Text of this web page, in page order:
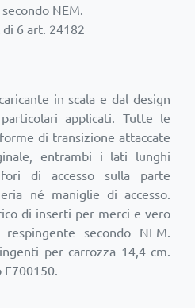
NEM.
6 art. 24182
in scala e dal design
applicati. Tutte le
di transizione attaccate
entrambi i lati lunghi
di accesso sulla parte
né maniglie di accesso.
di inserti per merci e vero
secondo NEM.
per carrozza 14,4 cm.